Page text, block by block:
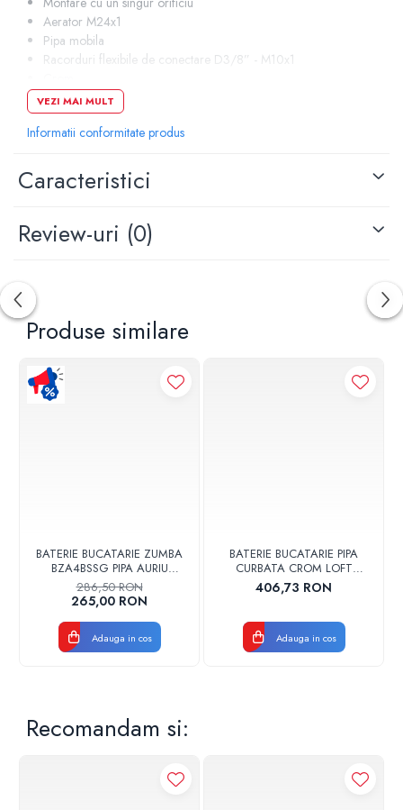
Aerator M24x1
Pipa mobila
Racorduri flexibile de conectare D3/8” - M10x1
VEZI MAI MULT
Informatii conformitate produs
Caracteristici
Review-uri (0)
Produse similare
BATERIE BUCATARIE ZUMBA
BZA4BSSG PIPA AURIU
PERIAT FERRO
286,50 RON
265,00 RON
Adauga in cos
BATERIE BUCATARIE PIPA
CURBATA CROM LOFT
VALVEX 2454960
406,73 RON
Adauga in cos
Recomandam si: